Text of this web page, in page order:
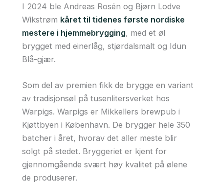
I 2024 ble Andreas Rosén og Bjørn Lodve
Wikstrøm kåret til tidenes første nordiske
mestere i hjemmebrygging, med et øl
brygget med einerlåg, stjørdalsmalt og Idun
Blå-gjær.
Som del av premien fikk de brygge en variant
av tradisjonsøl på tusenlitersverket hos
Warpigs. Warpigs er Mikkellers brewpub i
Kjøttbyen i København. De brygger hele 350
batcher i året, hvorav det aller meste blir
solgt på stedet. Bryggeriet er kjent for
gjennomgående svært høy kvalitet på ølene
de produserer.